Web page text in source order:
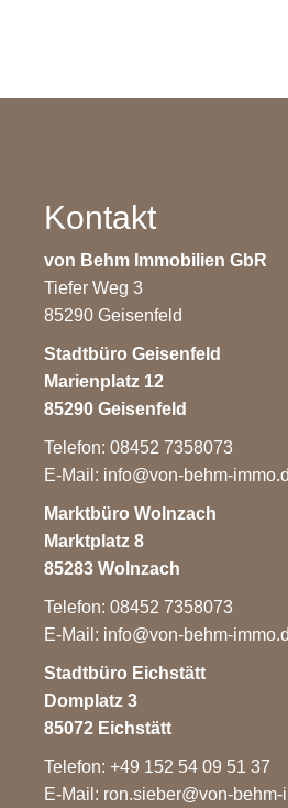
Kontakt
von Behm Immobilien GbR
Tiefer Weg 3
85290 Geisenfeld
Stadtbüro Geisenfeld
Marienplatz 12
85290 Geisenfeld
Telefon: 08452 7358073
E-Mail: info@von-behm-
Marktbüro Wolnzach
Marktplatz 8
85283 Wolnzach
Telefon: 08452 7358073
E-Mail: info@von-behm-
Stadtbüro Eichstätt
Domplatz 3
85072 Eichstätt
Telefon: +49 152 54 09 51 37
E-Mail: ron.sieber@von-behm-